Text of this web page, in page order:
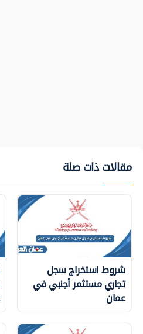
مقالات ذات صلة
شروط استخراج سجل
تجاري مستثمر أجنبي في
عمان